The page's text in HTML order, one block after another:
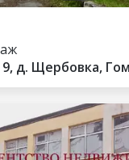
9, д. Щербовка,